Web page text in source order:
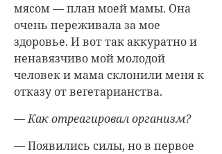
мясом — план моей мамы. Она
очень переживала за мое
здоровье. И вот так аккуратно и
ненавязчиво мой молодой
человек и мама склонили меня к
отказу от вегетарианства.
— Как отреагировал организм?
— Появились силы, но в первое